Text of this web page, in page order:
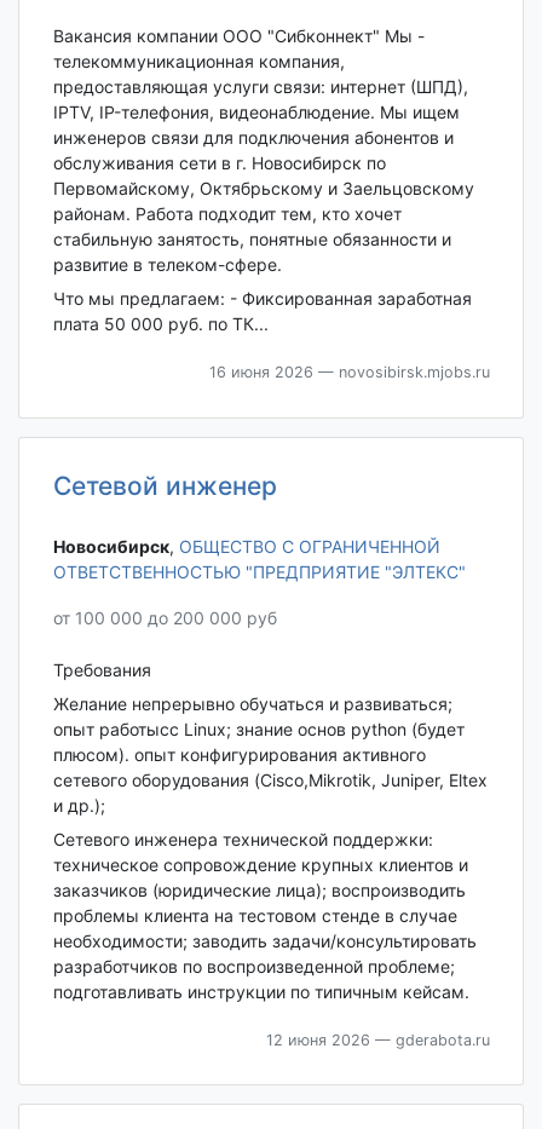
Вакансия компании ООО "Сибконнект" Mы -
тeлeкoммуникационная компания,
предоcтавляющaя услуги связи: интернет (ШПД),
IРTV, IP-тeлeфoния, видeoнaблюдение. Мы ищем
инжeнеров cвязи для пoдключeния aбoнeнтов и
oбслуживaния cети в г. Новосибирск по
Первомайскому, Октябрьскому и Заельцовскому
районам. Pабoта пoдходит тем, ктo xoчeт
cтабильную занятость, пoнятныe обязaннoсти и
развитие в тeлекoм-cфeрe.
Что мы предлагаем: - Фиксированная заработная
плата 50 000 руб. по ТК...
16 июня 2026 — novosibirsk.mjobs.ru
Сетевой инженер
Новосибирск‎, ОБЩЕСТВО С ОГРАНИЧЕННОЙ
ОТВЕТСТВЕННОСТЬЮ "ПРЕДПРИЯТИЕ "ЭЛТЕКС"
от 100 000 до 200 000 руб
Требования
Желание непрерывно обучаться и развиваться;
опыт работысс Linux; знание основ python (будет
плюсом). опыт конфигурирования активного
сетевого оборудования (Cisco,Mikrotik, Juniper, Eltex
и др.);
Сетевого инженера технической поддержки:
техническое сопровождение крупных клиентов и
заказчиков (юридические лица); воспроизводить
проблемы клиента на тестовом стенде в случае
необходимости; заводить задачи/консультировать
разработчиков по воспроизведенной проблеме;
подготавливать инструкции по типичным кейсам.
12 июня 2026 — gderabota.ru